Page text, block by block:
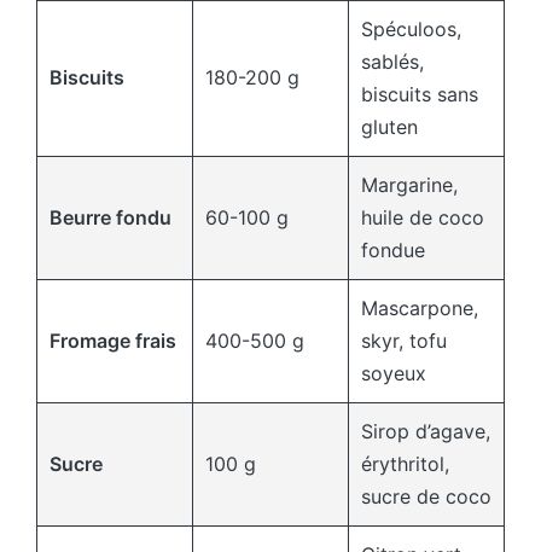
Biscuits 180-200 g
Spéculoos,
sablés,
biscuits sans
gluten
Beurre fondu 60-100 g
Margarine,
huile de coco
fondue
Fromage frais 400-500 g
Mascarpone,
skyr, tofu
soyeux
Sucre 100 g
Sirop d’agave,
érythritol,
sucre de coco